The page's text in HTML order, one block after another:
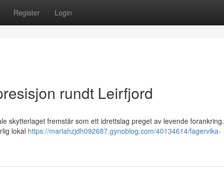
Register Login
rundt Leirfjord
skytterlaget fremstår som ett idrettslag preget av levende forankring.
lokal https://mariahzjdh092687.gynoblog.com/40134614/fagervika-